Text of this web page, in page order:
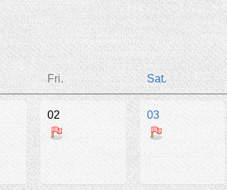
Fri. Sat.
02 03